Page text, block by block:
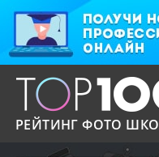
РЕЙТИНГ ФОТО